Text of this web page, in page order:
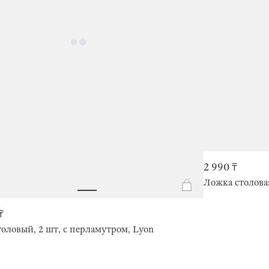
2 шт, с перламутром, Lyon
2 990 ₸
Ложка